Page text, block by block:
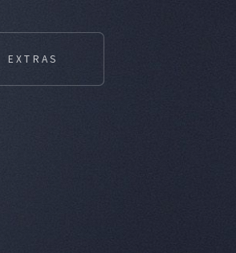
EXTRAS